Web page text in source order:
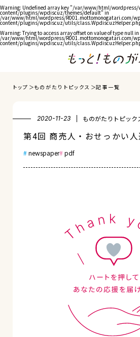
Warning: Undefined array key "/var/www/html/
content/plugins/wpdiscuz/themes/default" in
/var/www/html/wordpress/R001.mottomonogatari.com/
content/plugins/wpdiscuz/utils/
Warning: Trying to access array offset on value of type null in
/var/www/html/wordpress/R001.mottomonogatari.com/
content/plugins/wpdiscuz/utils/
トップ ものがたりトピックス 記事一覧
2020-11-23 ものがたりトピック
第4回 商売人・おせっかい
newspaper pdf